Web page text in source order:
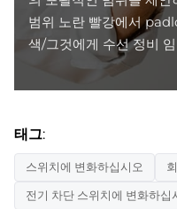
범위 노란 빨강에서
색/그것에게 수선 정비
태그:
스위치에 변화하십시오
전기 차단 스위치에 변화하십